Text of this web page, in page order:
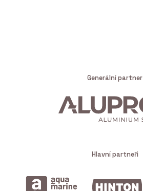
Generální partner
Hlavní partneři